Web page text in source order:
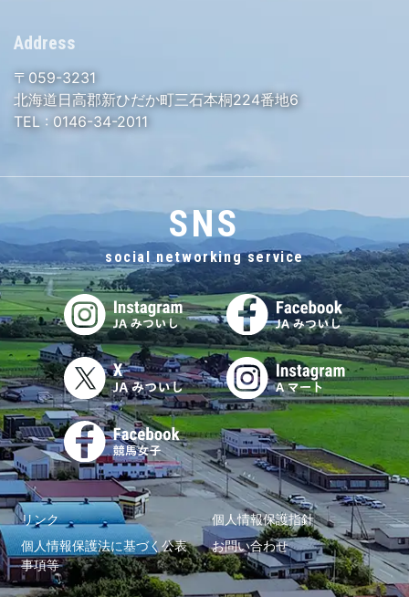
Address
〒059-3231
北海道日高郡新ひだか町三石本桐224番地6
TEL : 0146-34-2011
SNS
social networking service
リンク
個人情報保護指針
個人情報保護法に基づく公表
事項等
お問い合わせ